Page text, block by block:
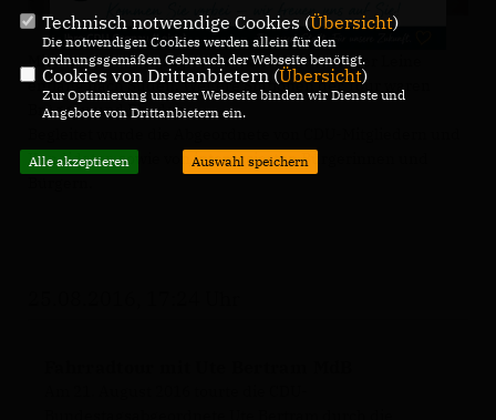
Mit dem Fahrrad ging es von Banteln aus an der Leine
entlang nach Süden. Weitere Stationen der Tour waren
Brüggen und Rheden.
Kandidaten sowie von interessierten Bürgerinnen und
Technisch notwendige Cookies (Übersicht)
Die notwendigen Cookies werden allein für den
ordnungsgemäßen Gebrauch der Webseite benötigt.
Cookies von Drittanbietern (Übersicht)
Zur Optimierung unserer Webseite binden wir Dienste und
Angebote von Drittanbietern ein.
Alle akzeptieren Auswahl speichern